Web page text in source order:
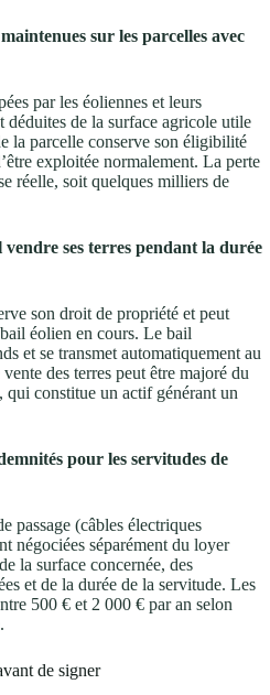
sur les parcelles avec
par les éoliennes et leurs
déduites de la surface agricole utile
la parcelle conserve son éligibilité
exploitée normalement. La perte
réelle, soit quelques milliers de
ses terres pendant la durée
son droit de propriété et peut
éolien en cours. Le bail
et se transmet automatiquement au
des terres peut être majoré du
constitue un actif générant un
pour les servitudes de
passage (câbles électriques
négociées séparément du loyer
la surface concernée, des
et de la durée de la servitude. Les
500 € et 2 000 € par an selon
de signer